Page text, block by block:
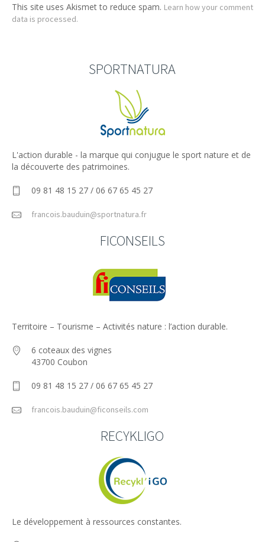
This site uses Akismet to reduce spam. Learn how your comment
data is processed.
SPORTNATURA
L'action durable - la marque qui conjugue le sport nature et de
la découverte des patrimoines.
09 81 48 15 27 / 06 67 65 45 27
francois.bauduin@sportnatura.fr
FICONSEILS
Territoire – Tourisme – Activités nature : l’action durable.
6 coteaux des vignes
43700 Coubon
09 81 48 15 27 / 06 67 65 45 27
francois.bauduin@ficonseils.com
RECYKLIGO
Le développement à ressources constantes.